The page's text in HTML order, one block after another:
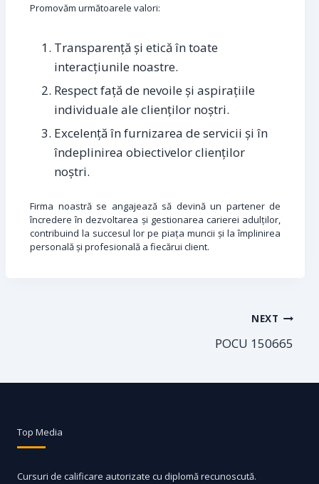
Promovăm următoarele valori:
Transparență și etică în toate
interacțiunile noastre.
Respect față de nevoile și aspirațiile
individuale ale clienților noștri.
Excelență în furnizarea de servicii și în
îndeplinirea obiectivelor clienților
noștri.
Firma noastră se angajează să devină un partener de
încredere în dezvoltarea și gestionarea carierei adulților,
contribuind la succesul lor pe piața muncii și la împlinirea
personală și profesională a fiecărui client.
NEXT
POCU 150665
Top Media
Cursuri de calificare autorizate cu diplomă recunoscută.